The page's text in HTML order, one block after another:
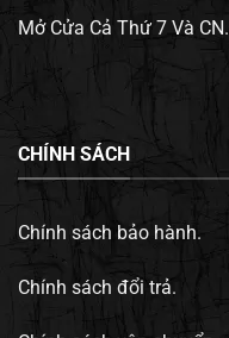
Mở Cửa Cả Thứ 7 Và CN.
CHÍNH SÁCH
Chính sách bảo hành.
Chính sách đổi trả.